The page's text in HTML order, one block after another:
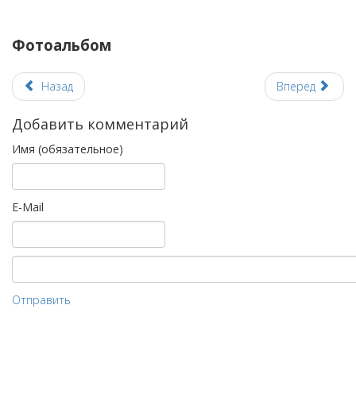
Фотоальбом
Назад Вперед
Добавить комментарий
Имя (обязательное)
E-Mail
Отправить